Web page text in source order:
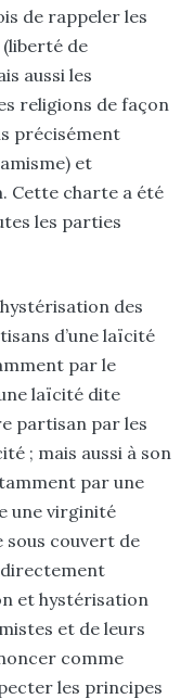
de rappeler les
de
aussi les
religions de façon
précisément
et
Cette charte a été
les parties
des
d’une laïcité
par le
laïcité dite
partisan par les
; mais aussi à son
par une
une virginité
sous couvert de
et hystérisation
et de leurs
comme
les principes